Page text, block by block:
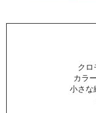
クロ
カラ
小さな